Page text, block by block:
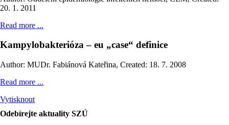
20. 1. 2011
Read more ...
Kampylobakterióza – eu „case“ definice
Author: MUDr. Fabiánová Kateřina, Created: 18. 7. 2008
Read more ...
Vytisknout
Odebírejte aktuality SZÚ